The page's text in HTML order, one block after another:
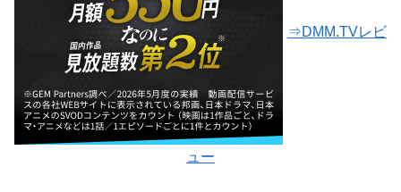
⇒DMM.TVレビ
ュー